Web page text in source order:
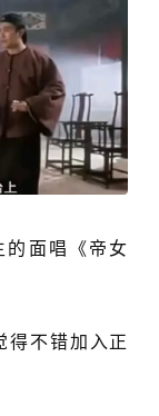
的面唱《帝女
得不错加入正